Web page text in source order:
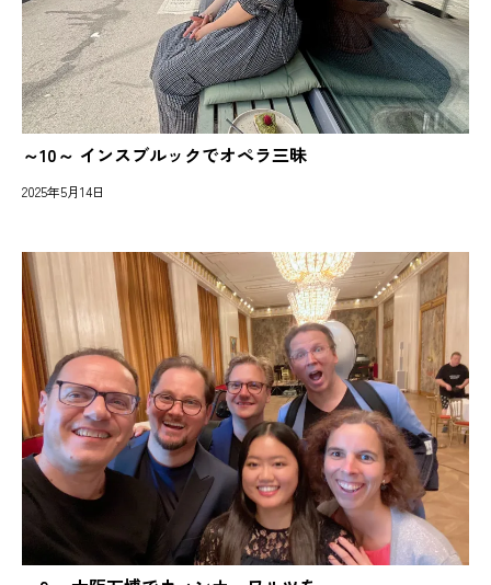
～10～ インスブルックでオペラ三昧
2025年5月14日